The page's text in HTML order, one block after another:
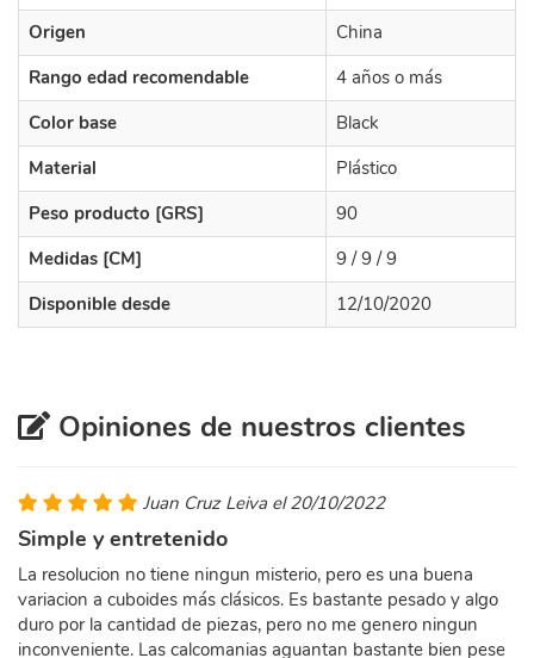
Origen
China
Rango edad recomendable
4 años o más
Color base
Black
Material
Plástico
Peso producto [GRS]
90
Medidas [CM]
9 / 9 / 9
Disponible desde
12/10/2020
Opiniones de nuestros clientes
Juan Cruz Leiva el 20/10/2022
Simple y entretenido
La resolucion no tiene ningun misterio, pero es una buena
variacion a cuboides más clásicos. Es bastante pesado y algo
duro por la cantidad de piezas, pero no me genero ningun
inconveniente. Las calcomanias aguantan bastante bien pese